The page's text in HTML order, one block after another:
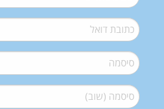
דואל*
סיסמה*
סיסמה (שוב)*